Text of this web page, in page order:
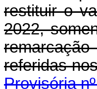
restituir o
2022,
referidas
Provisória